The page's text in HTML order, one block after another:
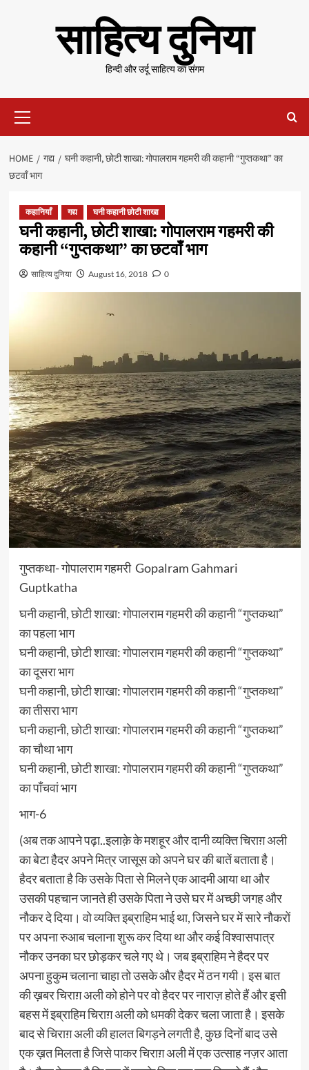
साहित्य दुनिया
हिन्दी और उर्दू साहित्य का संगम
Menu
HOME गद्य
घनी कहानी, छोटी शाखा: गोपालराम गहमरी की कहानी “गुप्तकथा” का
छटवाँ भाग
कहानियाँ गद्य घनी कहानी छोटी शाखा
घनी कहानी, छोटी शाखा: गोपालराम गहमरी की
कहानी “गुप्तकथा” का छटवाँ भाग
साहित्य दुनिया August 16, 2018 0
गुप्तकथा- गोपालराम गहमरी Gopalram Gahmari
Guptkatha
घनी कहानी, छोटी शाखा: गोपालराम गहमरी की कहानी “गुप्तकथा”
का पहला भाग
घनी कहानी, छोटी शाखा: गोपालराम गहमरी की कहानी “गुप्तकथा”
का दूसरा भाग
घनी कहानी, छोटी शाखा: गोपालराम गहमरी की कहानी “गुप्तकथा”
का तीसरा भाग
घनी कहानी, छोटी शाखा: गोपालराम गहमरी की कहानी “गुप्तकथा”
का चौथा भाग
घनी कहानी, छोटी शाखा: गोपालराम गहमरी की कहानी “गुप्तकथा”
का पाँचवां भाग
भाग-6
(अब तक आपने पढ़ा..इलाक़े के मशहूर और दानी व्यक्ति चिराग़ अली
का बेटा हैदर अपने मित्र जासूस को अपने घर की बातें बताता है।
हैदर बताता है कि उसके पिता से मिलने एक आदमी आया था और
उसकी पहचान जानते ही उसके पिता ने उसे घर में अच्छी जगह और
नौकर दे दिया। वो व्यक्ति इब्राहिम भाई था, जिसने घर में सारे नौकरों
पर अपना रुआब चलाना शुरू कर दिया था और कई विश्वासपात्र
नौकर उनका घर छोड़कर चले गए थे। जब इब्राहिम ने हैदर पर
अपना हुकुम चलाना चाहा तो उसके और हैदर में ठन गयी। इस बात
की ख़बर चिराग़ अली को होने पर वो हैदर पर नाराज़ होते हैं और इसी
बहस में इब्राहिम चिराग़ अली को धमकी देकर चला जाता है। इसके
बाद से चिराग़ अली की हालत बिगड़ने लगती है, कुछ दिनों बाद उसे
एक ख़त मिलता है जिसे पाकर चिराग़ अली में एक उत्साह नज़र आता